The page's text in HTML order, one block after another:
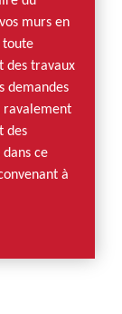
murs en
toute
des travaux
demandes
ravalement
des
ce
à